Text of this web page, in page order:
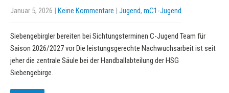
Januar 5, 2026 | Keine Kommentare | Jugend, mC1-Jugend
Siebengebirgler bereiten bei Sichtungsterminen C-Jugend Team für
Saison 2026/2027 vor Die leistungsgerechte Nachwuchsarbeit ist seit
jeher die zentrale Säule bei der Handballabteilung der HSG
Siebengebirge.